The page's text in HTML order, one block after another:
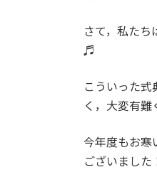
さて，私たち
♬
こういった
く，大変有難
今年度もお寒
ございました